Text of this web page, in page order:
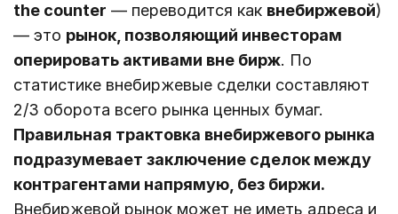
the counter — переводится как внебиржевой)
— это рынок, позволяющий инвесторам
оперировать активами вне бирж. По
статистике внебиржевые сделки составляют
2/3 оборота всего рынка ценных бумаг.
Правильная трактовка внебиржевого рынка
подразумевает заключение сделок между
контрагентами напрямую, без биржи.
Внебиржевой рынок может не иметь адреса и